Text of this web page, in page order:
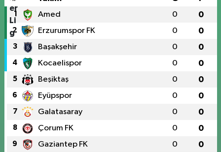
1 Amed 0 0
2 Erzurumspor FK 0 0
3 Başakşehir 0 0
4 Kocaelispor 0 0
5 Beşiktaş 0 0
6 Eyüpspor 0 0
7 Galatasaray 0 0
8 Çorum FK 0 0
9 Gaziantep FK 0 0